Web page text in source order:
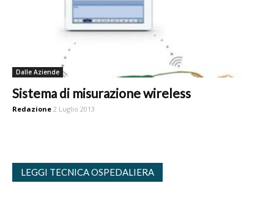
Dalle Aziende
Sistema di misurazione wireless
Redazione 2 Luglio 2013
LEGGI TECNICA OSPEDALIERA